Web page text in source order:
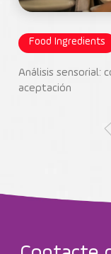
Food Ingredients
Análisis sensorial:
aceptación